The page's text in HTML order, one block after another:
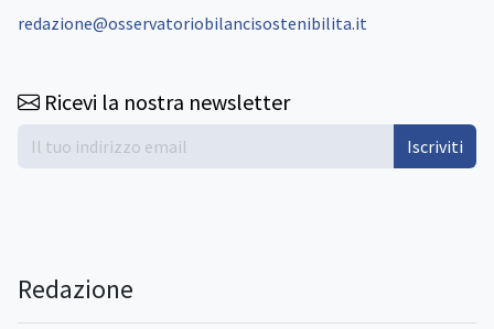
redazione@osservatoriobilancisostenibilita.it
Ricevi la nostra newsletter
Iscriviti
Redazione